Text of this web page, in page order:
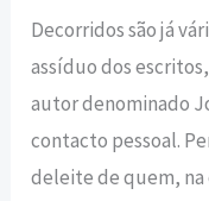
Decorridos são já
assíduo dos
autor denominado
contacto pessoal.
deleite de quem, na